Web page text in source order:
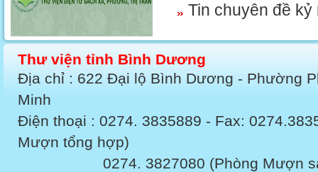
Tin chuyên đề kỷ
Thư viện tỉnh Bình Dương
Địa chỉ : 622 Đại lộ Bình Dương - Phường
Minh
Điện thoại : 0274. 3835889 - Fax:
Mượn tổng hợp)
0274. 3827080 (Phòng Mượn sách